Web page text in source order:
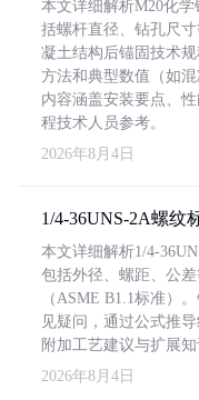
本文详细解析M20化
括螺杆直径、钻孔尺
凝土结构后锚固技术
方法和典型数值（如混
内容涵盖安装要点、
程技术人员参考。
2026年8月4日
1/4-36UNS-2A螺纹
本文详细解析1/4-
包括外径、螺距、公
（ASME B1.1标准）
见疑问，通过公式推
附加工艺建议与扩展知
2026年8月4日